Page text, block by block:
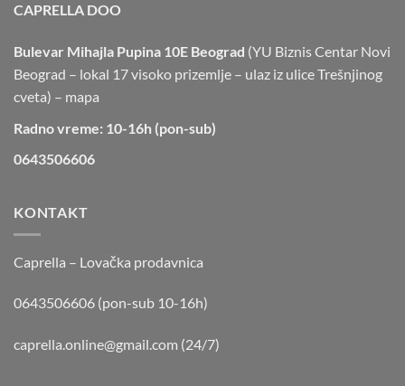
CAPRELLA DOO
Bulevar Mihajla Pupina 10E Beograd (YU Biznis Centar Novi
Beograd – lokal 17 visoko prizemlje – ulaz iz ulice Trešnjinog
cveta) – mapa
Radno vreme: 10-16h (pon-sub)
0643506606
KONTAKT
Caprella – Lovačka prodavnica
0643506606 (pon-sub 10-16h)
caprella.online@gmail.com (24/7)